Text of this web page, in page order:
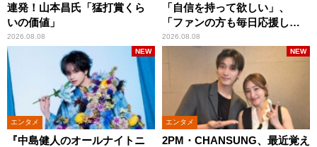
連発！山本昌氏「猛打賞くら
いの価値」
2026.08.08
「自信を持って欲しい」、
「ファンの方も毎日応援して
くれています」
2026.08.08
エンタメ
『中島健人のオールナイトニ
NEW
エンタメ
2PM・CHANSUNG、最近覚え
NEW